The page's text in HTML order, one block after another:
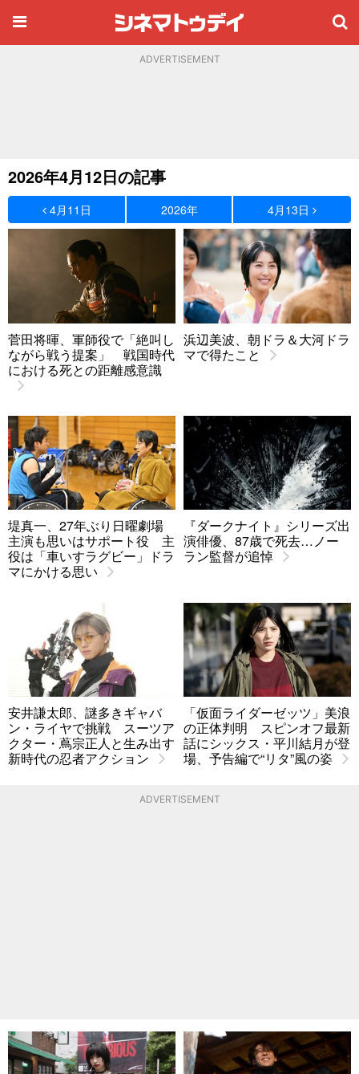
ADVERTISEMENT
2026年4月12日の記事
4月11日 2026年 4月13日
菅田将暉、軍師役で「絶叫し
ながら戦う提案」 戦国時代
における死との距離感意識
浜辺美波、朝ドラ＆大河ドラ
マで得たこと
堤真一、27年ぶり日曜劇場
主演も思いはサポート役 主
役は「車いすラグビー」ドラ
マにかける思い
『ダークナイト』シリーズ出
演俳優、87歳で死去…ノー
ラン監督が追悼
安井謙太郎、謎多きギャバ
ン・ライヤで挑戦 スーツア
クター・蔦宗正人と生み出す
新時代の忍者アクション
「仮面ライダーゼッツ」美浪
の正体判明 スピンオフ最新
話にシックス・平川結月が登
場、予告編で“リタ”風の姿
ADVERTISEMENT